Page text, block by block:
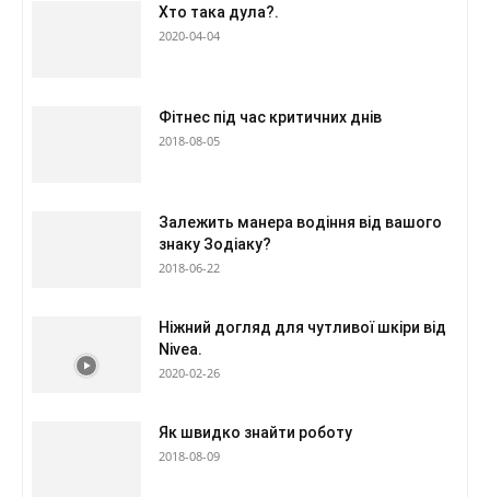
Хто така дула?.
2020-04-04
Фітнес під час критичних днів
2018-08-05
Залежить манера водіння від вашого
знаку Зодіаку?
2018-06-22
Ніжний догляд для чутливої шкіри від
Nivea.
2020-02-26
Як швидко знайти роботу
2018-08-09